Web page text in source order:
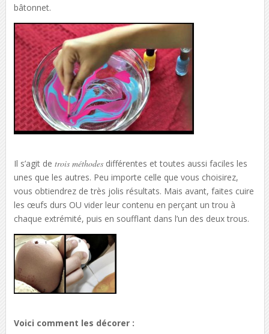
bâtonnet.
Il s’agit de trois méthodesdifférentes et toutes aussi faciles les
unes que les autres. Peu importe celle que vous choisirez,
vous obtiendrez de très jolis résultats. Mais avant, faites cuire
les œufs durs OU vider leur contenu en perçant un trou à
chaque extrémité, puis en soufflant dans l’un des deux trous.
Voici comment les décorer :